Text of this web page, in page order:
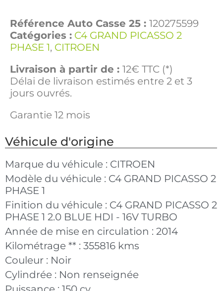
Référence Auto Casse 25 : 120275599
Catégories : C4 GRAND PICASSO 2
PHASE 1, CITROEN
Livraison à partir de : 12€ TTC (*)
Délai de livraison estimés entre 2 et 3
jours ouvrés.
Garantie 12 mois
Véhicule d'origine
Marque du véhicule : CITROEN
Modèle du véhicule : C4 GRAND PICASSO 2
PHASE 1
Finition du véhicule : C4 GRAND PICASSO 2
PHASE 1 2.0 BLUE HDI - 16V TURBO
Année de mise en circulation : 2014
Kilométrage ** : 355816 kms
Couleur : Noir
Cylindrée : Non renseignée